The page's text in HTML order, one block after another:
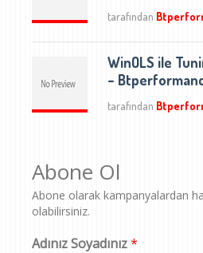
tarafından
WinOLS ile
–
tarafından
Abone Ol
Abone olarak kampanyalardan
olabilirsiniz.
Adınız Soyadınız*